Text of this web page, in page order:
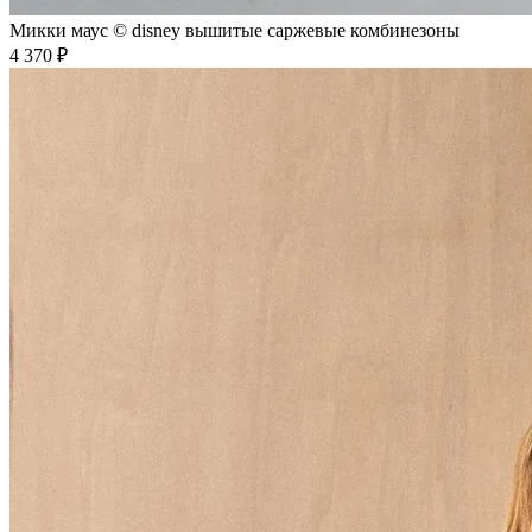
Микки маус © disney вышитые саржевые комбинезоны
4 370 ₽